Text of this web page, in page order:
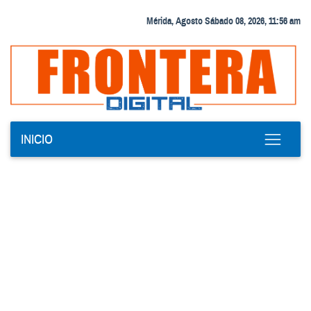
Mérida, Agosto Sábado 08, 2026, 11:56 am
INICIO